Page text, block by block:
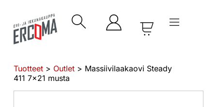
Tuotteet > Outlet > Massiivilaakaovi Steady
411 7×21 musta